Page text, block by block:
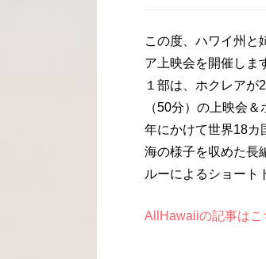
この度、ハワイ州と
ア上映会を開催しま
１部は、ホクレアが
（50分）の上映会
年にかけて世界18カ
海の様子を収めた長
ルーによるショート
AllHawaiiの記事はこ